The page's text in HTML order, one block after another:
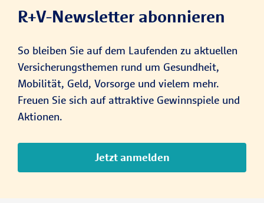
R+V-Newsletter abonnieren
So bleiben Sie auf dem Laufenden zu aktuellen
Versicherungsthemen rund um Gesundheit,
Mobilität, Geld, Vorsorge und vielem mehr.
Freuen Sie sich auf attraktive Gewinnspiele und
Aktionen.
Jetzt anmelden